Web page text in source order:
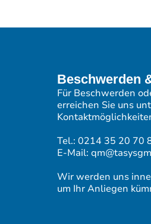
Beschwerden
Für Beschwerden
erreichen Sie uns
Tel.: 0214 35 20 70
E-Mail:
Wir werden uns
um Ihr Anliegen